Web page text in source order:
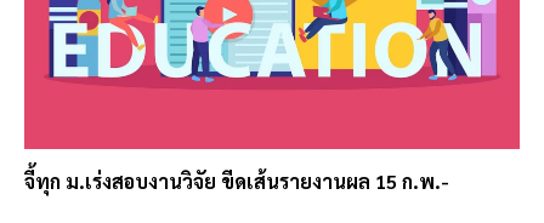
จี้ทุก ม.เร่งสอบงานวิจัย ขีดเส้นรายงานผล 15 ก.พ.-